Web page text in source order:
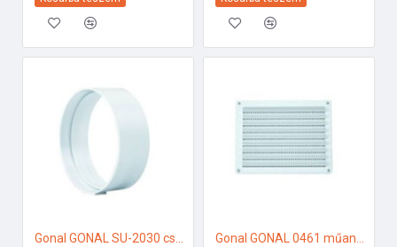
Gonal GONAL SU-2030 csatlakozó/toldó, NA150 150-es páraelszívóhoz Gonal GONAL 0461 műanyag fix rács, 230x230 150-es páraelszívóhoz